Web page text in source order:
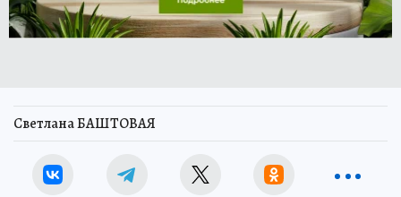
Светлана БАШТОВАЯ